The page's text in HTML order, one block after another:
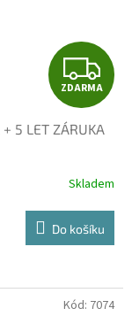
Z
D
A
R
M
A
ZDARMA
+ 5 LET ZÁRUKA
Skladem
Do košíku
Kód: 7074